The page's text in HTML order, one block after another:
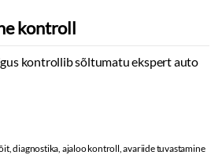
kontroll
kontrollib sõltumatu ekspert auto
diagnostika, ajaloo kontroll, avariide tuvastamine